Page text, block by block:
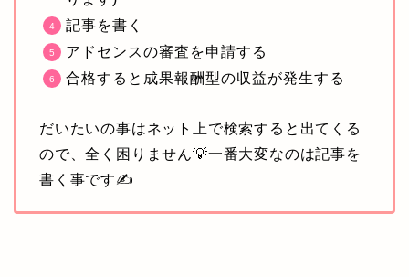
記事を書く
アドセンスの審査を申請する
合格すると成果報酬型の収益が発生する
だいたいの事はネット上で検索すると出てくる
ので、全く困りません💡一番大変なのは記事を
書く事です✍